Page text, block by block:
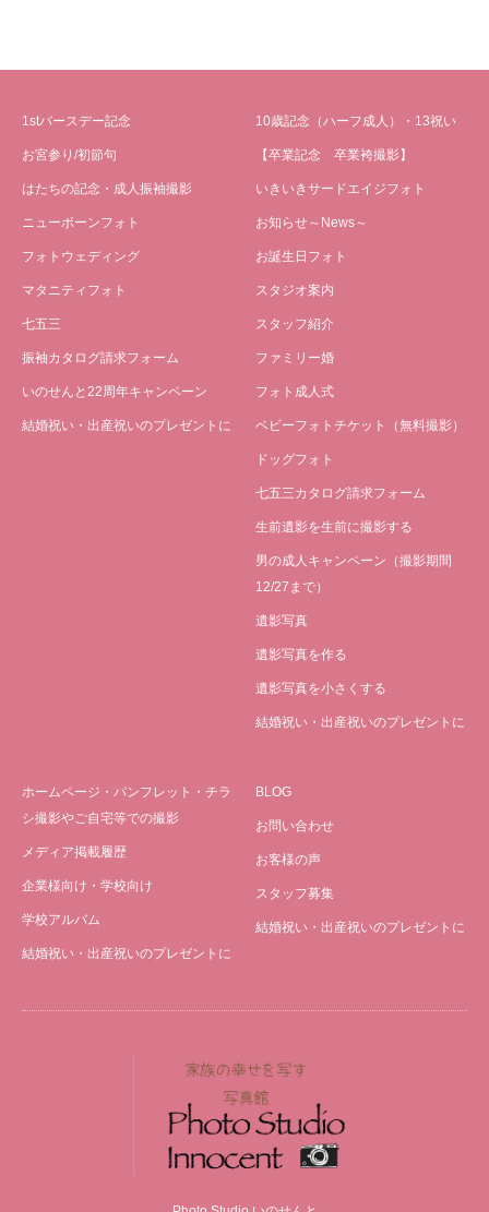
1stバースデー記念
お宮参り/初節句
はたちの記念・成人振袖撮影
ニューボーンフォト
フォトウェディング
マタニティフォト
七五三
振袖カタログ請求フォーム
いのせんと22周年キャンペーン
結婚祝い・出産祝いのプレゼントに
10歳記念（ハーフ成人）・13祝い
【卒業記念 卒業袴撮影】
いきいきサードエイジフォト
お知らせ～News～
お誕生日フォト
スタジオ案内
スタッフ紹介
ファミリー婚
フォト成人式
ベビーフォトチケット（無料撮影）
ドッグフォト
七五三カタログ請求フォーム
生前遺影を生前に撮影する
男の成人キャンペーン（撮影期間
12/27まで）
遺影写真
遺影写真を作る
遺影写真を小さくする
結婚祝い・出産祝いのプレゼントに
ホームページ・パンフレット・チラ
シ撮影やご自宅等での撮影
メディア掲載履歴
企業様向け・学校向け
学校アルバム
結婚祝い・出産祝いのプレゼントに
BLOG
お問い合わせ
お客様の声
スタッフ募集
結婚祝い・出産祝いのプレゼントに